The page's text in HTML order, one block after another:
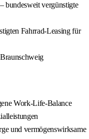
bundesweit vergünstigte
Fahrrad-Leasing für
Work‑Life‑Balance
und vermögenswirksame